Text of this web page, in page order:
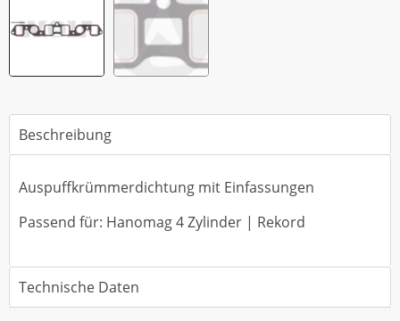
Beschreibung
Auspuffkrümmerdichtung mit Einfassungen
Passend für: Hanomag 4 Zylinder | Rekord
Technische Daten